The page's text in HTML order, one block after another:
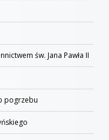
św. Jana Pawła II
pogrzebu